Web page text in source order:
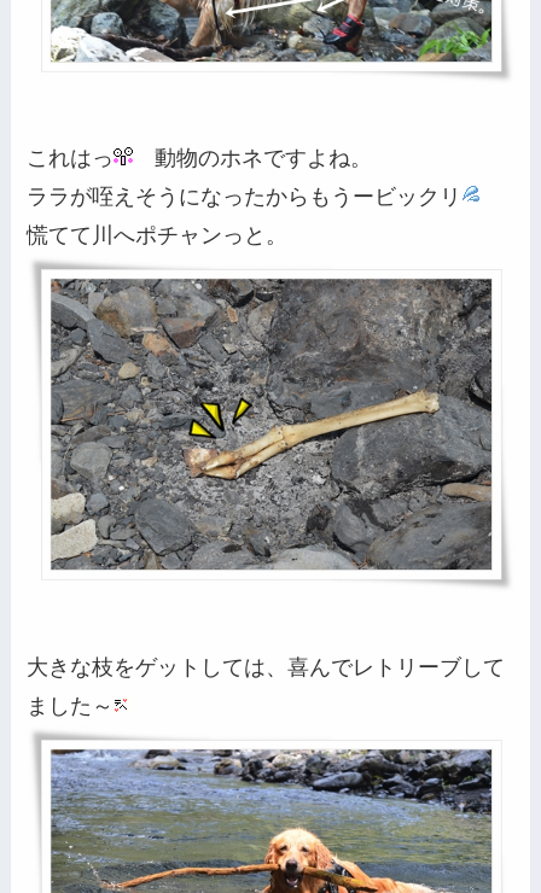
これはっ
動物のホネですよね。
ララが咥えそうになったからもうービックリ
慌てて川へポチャンっと。
大きな枝をゲットしては、喜んでレトリーブして
ました～